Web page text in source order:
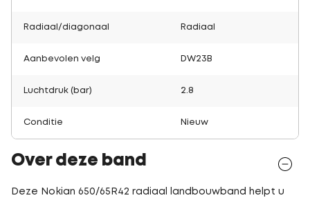
Radiaal/diagonaal Radiaal
Aanbevolen velg DW23B
Luchtdruk (bar) 2.8
Conditie Nieuw
Over deze band
Deze Nokian 650/65R42 radiaal landbouwband helpt u